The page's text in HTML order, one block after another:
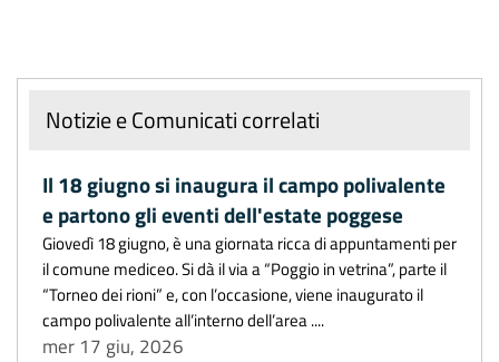
Notizie e Comunicati correlati
Il 18 giugno si inaugura il campo polivalente
e partono gli eventi dell'estate poggese
Giovedì 18 giugno, è una giornata ricca di appuntamenti per
il comune mediceo. Si dà il via a “Poggio in vetrina”, parte il
“Torneo dei rioni” e, con l’occasione, viene inaugurato il
campo polivalente all’interno dell’area ....
mer 17 giu, 2026